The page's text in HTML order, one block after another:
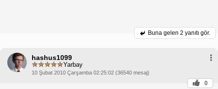
Buna gelen 2 yanıtı gör.
hashus1099
Yarbay
10 Şubat 2010 Çarşamba 02:25:02 (36540 mesaj)
0